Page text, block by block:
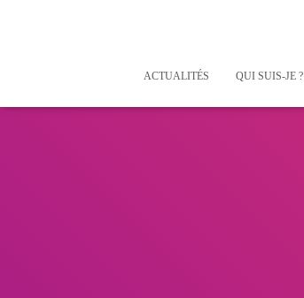
ACTUALITÉS QUI SUIS-JE ?